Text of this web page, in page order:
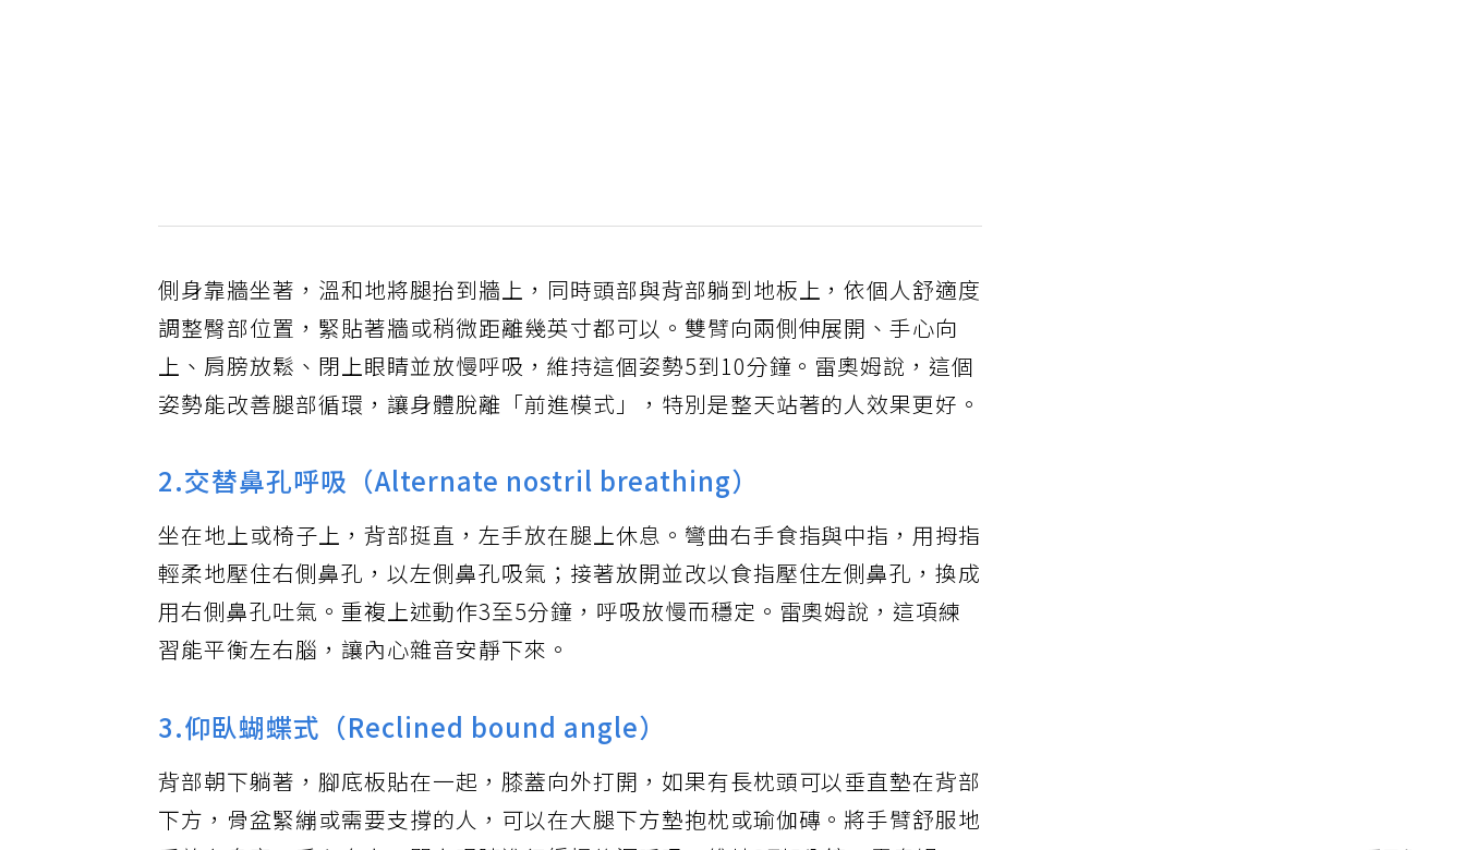
側身靠牆坐著，溫和地將腿抬到牆上，同時頭部與背部躺到地板上，依個人舒適度
調整臀部位置，緊貼著牆或稍微距離幾英寸都可以。雙臂向兩側伸展開、手心向
上、肩膀放鬆、閉上眼睛並放慢呼吸，維持這個姿勢5到10分鐘。雷奧姆說，這個
姿勢能改善腿部循環，讓身體脫離「前進模式」，特別是整天站著的人效果更好。
2.交替鼻孔呼吸（Alternate nostril breathing）
坐在地上或椅子上，背部挺直，左手放在腿上休息。彎曲右手食指與中指，用拇指
輕柔地壓住右側鼻孔，以左側鼻孔吸氣；接著放開並改以食指壓住左側鼻孔，換成
用右側鼻孔吐氣。重複上述動作3至5分鐘，呼吸放慢而穩定。雷奧姆說，這項練
習能平衡左右腦，讓內心雜音安靜下來。
3.仰臥蝴蝶式（Reclined bound angle）
背部朝下躺著，腳底板貼在一起，膝蓋向外打開，如果有長枕頭可以垂直墊在背部
下方，骨盆緊繃或需要支撐的人，可以在大腿下方墊抱枕或瑜伽磚。將手臂舒服地